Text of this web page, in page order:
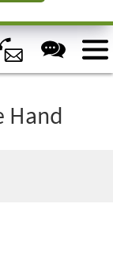
Hand